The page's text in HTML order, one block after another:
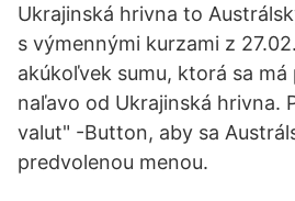
Ukrajinská hrivna to
s výmennými kurzami z
akúkoľvek sumu, ktorá sa
naľavo od Ukrajinská hrivna.
valut" -Button, aby sa
predvolenou menou.